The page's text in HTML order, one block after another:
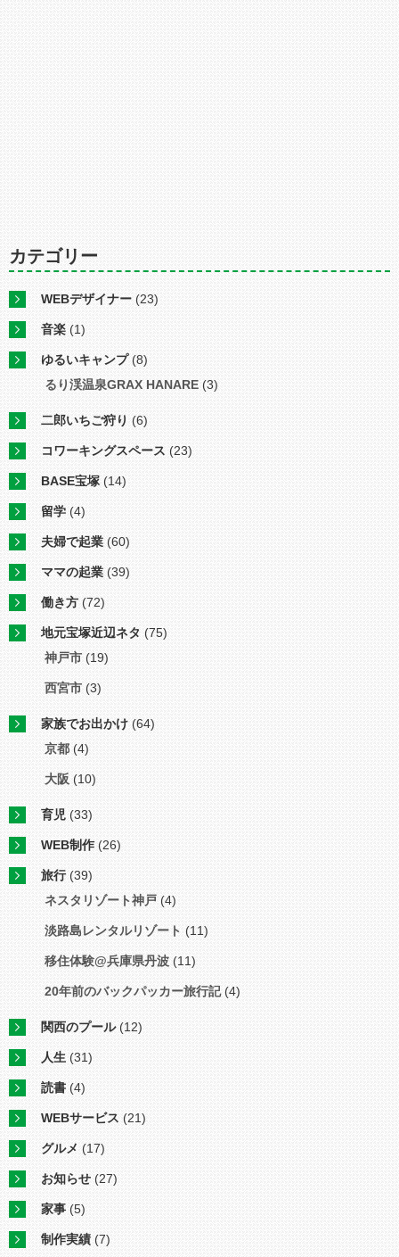
カテゴリー
WEBデザイナー (23)
音楽 (1)
ゆるいキャンプ(8)
るり渓温泉GRAX HANARE (3)
二郎いちご狩り (6)
コワーキングスペース (23)
BASE宝塚 (14)
留学 (4)
夫婦で起業 (60)
ママの起業(39)
働き方 (72)
地元宝塚近辺ネタ (75)
神戸市 (19)
西宮市 (3)
家族でお出かけ (64)
京都 (4)
大阪 (10)
育児 (33)
WEB制作(26)
旅行(39)
ネスタリゾート神戸 (4)
淡路島レンタルリゾート (11)
移住体験@兵庫県丹波 (11)
20年前のバックパッカー旅行記(4)
関西のプール(12)
人生 (31)
読書 (4)
WEBサービス (21)
グルメ (17)
お知らせ (27)
家事 (5)
制作実績(7)